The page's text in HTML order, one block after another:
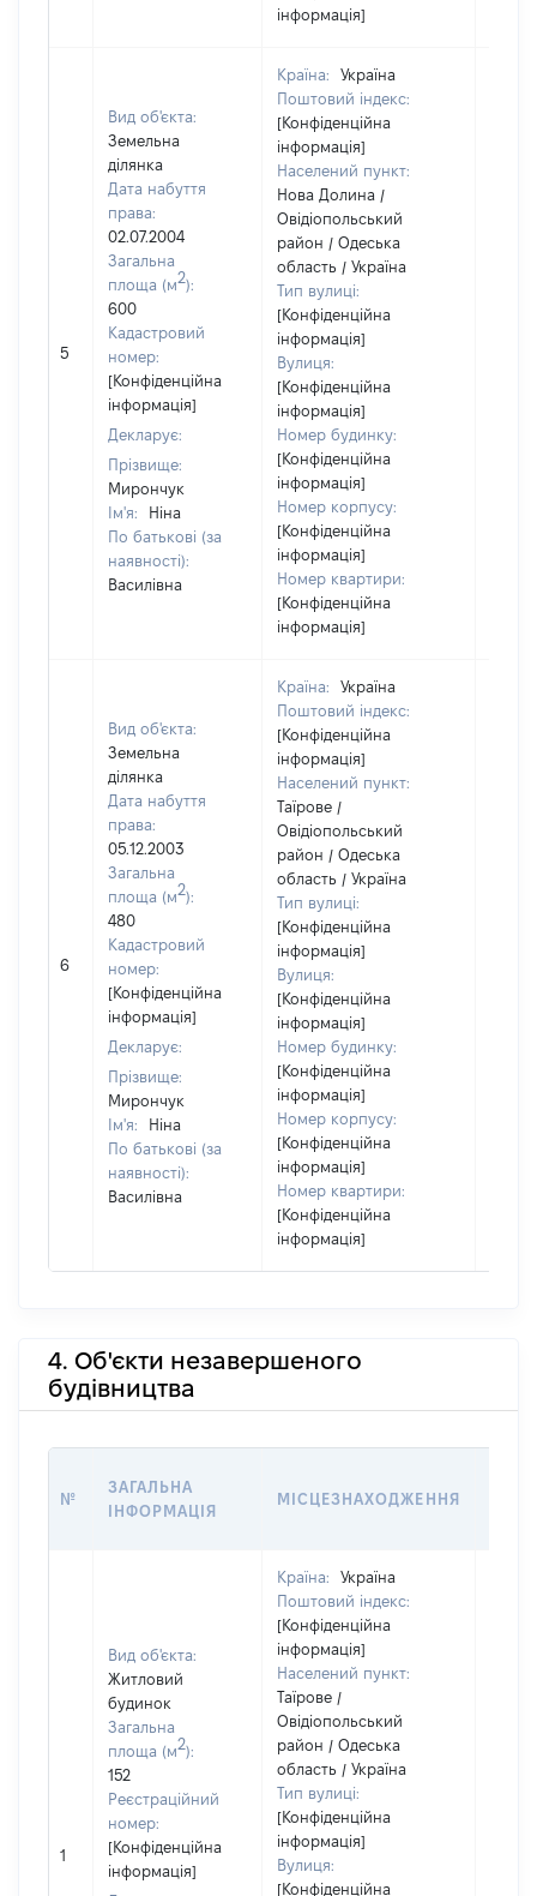
інформація]
5
Вид об'єкта:
Земельна
ділянка
Дата набуття
права:
02.07.2004
Загальна
площа (м2):
600
Кадастровий
номер:
[Конфіденційна
інформація]
Декларує:
Прізвище:
Мирончук
Ім'я:
Ніна
По батькові (за
наявності):
Василівна
Країна:
Україна
Поштовий індекс:
[Конфіденційна
інформація]
Населений пункт:
Нова Долина /
Овідіопольський
район / Одеська
область / Україна
Тип вулиці:
[Конфіденційна
інформація]
Вулиця:
[Конфіденційна
інформація]
Номер будинку:
[Конфіденційна
інформація]
Номер корпусу:
[Конфіденційна
інформація]
Номер квартири:
[Конфіденційна
інформація]
6
Вид об'єкта:
Земельна
ділянка
Дата набуття
права:
05.12.2003
Загальна
площа (м2):
480
Кадастровий
номер:
[Конфіденційна
інформація]
Декларує:
Прізвище:
Мирончук
Ім'я:
Ніна
По батькові (за
наявності):
Василівна
Країна:
Україна
Поштовий індекс:
[Конфіденційна
інформація]
Населений пункт:
Таїрове /
Овідіопольський
район / Одеська
область / Україна
Тип вулиці:
[Конфіденційна
інформація]
Вулиця:
[Конфіденційна
інформація]
Номер будинку:
[Конфіденційна
інформація]
Номер корпусу:
[Конфіденційна
інформація]
Номер квартири:
[Конфіденційна
інформація]
4. Об'єкти незавершеного
будівництва
№
ЗАГАЛЬНА
ІНФОРМАЦІЯ
МІСЦЕЗНАХОДЖЕННЯ
1
Вид об'єкта:
Житловий
будинок
Загальна
площа (м2):
152
Реєстраційний
номер:
[Конфіденційна
інформація]
Країна:
Україна
Поштовий індекс:
[Конфіденційна
інформація]
Населений пункт:
Таїрове /
Овідіопольський
район / Одеська
область / Україна
Тип вулиці:
[Конфіденційна
інформація]
Вулиця:
[Конфіденційна